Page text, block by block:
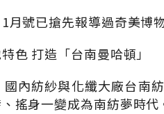
1月號已搶先報導過奇美
色 打造「台南曼哈頓」
國內紡紗與化纖大廠台南
搖身一變成為南紡夢時